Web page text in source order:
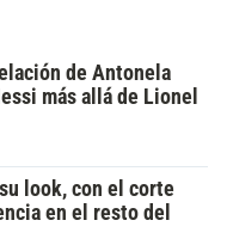
de Antonela
más allá de Lionel
look, con el corte
en el resto del